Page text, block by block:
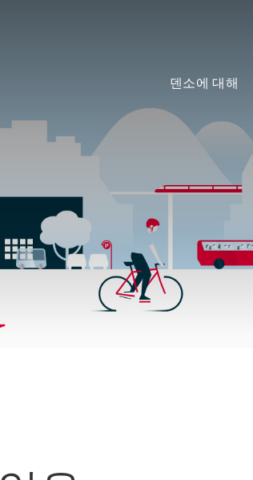
덴소에 대해